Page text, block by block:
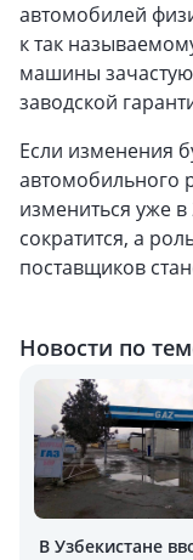
автомобилей
к так
машины
заводской
Если изменения
автомобильного
измениться уже в
сократится, а
поставщиков
Новости по
В Узбекистане